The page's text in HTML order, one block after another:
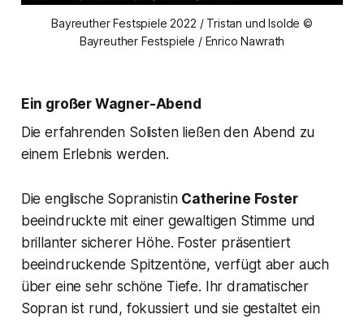
Bayreuther Festspiele 2022 / Tristan und Isolde ©
Bayreuther Festspiele / Enrico Nawrath
Ein großer Wagner-Abend
Die erfahrenden Solisten ließen den Abend zu
einem Erlebnis werden.
Die englische Sopranistin Catherine Foster
beeindruckte mit einer gewaltigen Stimme und
brillanter sicherer Höhe. Foster präsentiert
beeindruckende Spitzentöne, verfügt aber auch
über eine sehr schöne Tiefe. Ihr dramatischer
Sopran ist rund, fokussiert und sie gestaltet ein